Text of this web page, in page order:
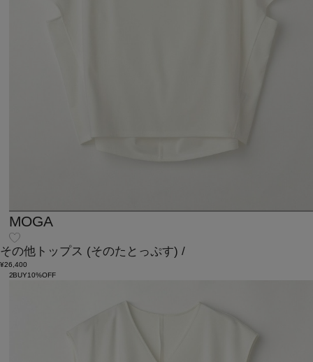
MOGA
その他トップス (そのたとっぷす) /
¥26,400
2BUY10%OFF